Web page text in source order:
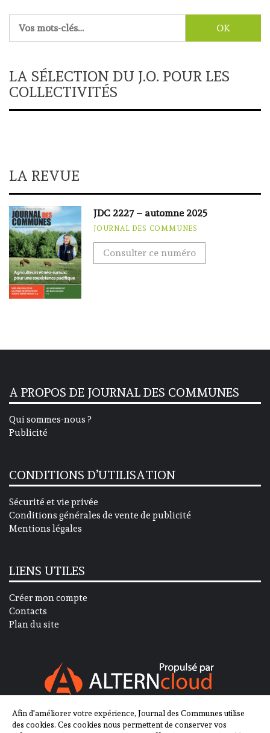
LA SÉLECTION DU J.O. POUR LES
COLLECTIVITÉS
LA REVUE
JDC 2227 – automne 2025
JOURNAL DES COMMUNES
Consulter ce numéro
A PROPOS DE JOURNAL DES COMMUNES
Qui sommes-nous ?
Publicité
CONDITIONS D’UTILISATION
Sécurité et vie privée
Conditions générales de vente de publicité
Mentions légales
LIENS UTILES
Créer mon compte
Contacts
Plan du site
SUIVEZ-NOUS SUR
Afin d'améliorer votre expérience, Journal des Communes utilise
des cookies. Ces cookies nous permettent de conserver vos